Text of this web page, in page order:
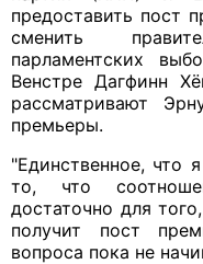
предоставить пост
сменить
парламентских
Венстре Дагфинн
рассматривают
премьеры.
"Единственное, что
то, что
достаточно для
получит пост
вопроса пока не